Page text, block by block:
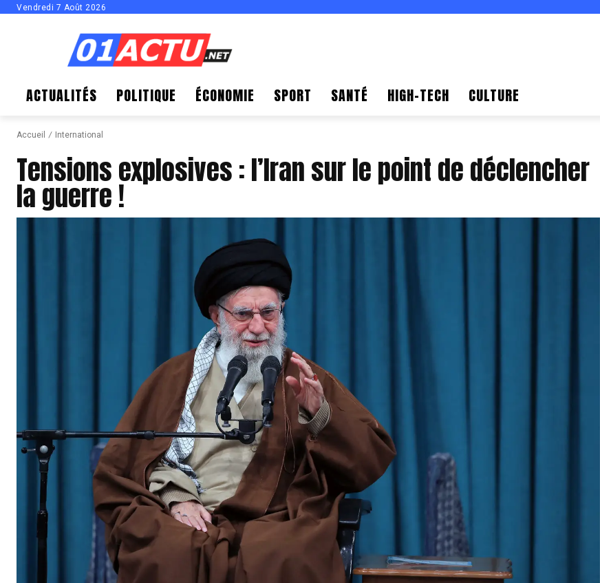
Vendredi 7 Août 2026
ACTUALITÉS POLITIQUE ÉCONOMIE SPORT SANTÉ HIGH-TECH CULTURE
Accueil International
Tensions explosives : l’Iran sur le point de déclencher
la guerre !